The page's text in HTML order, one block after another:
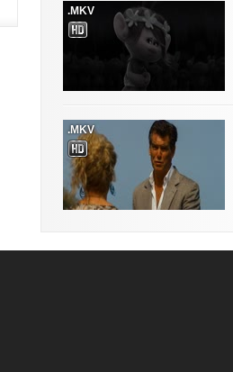
.MKV
.MKV